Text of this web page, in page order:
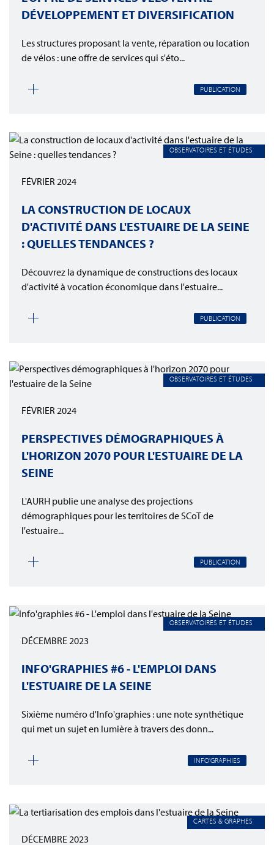
DÉVELOPPEMENT ET DIVERSIFICATION
Les structures proposant la vente, réparation ou location
de vélos : une offre de services qui s'éto...
PUBLICATION
OBSERVATOIRES ET ÉTUDES
FÉVRIER 2024
LA CONSTRUCTION DE LOCAUX
D'ACTIVITÉ DANS L'ESTUAIRE DE LA SEINE
: QUELLES TENDANCES ?
Découvrez la dynamique de constructions des locaux
d'activité à vocation économique dans l'estuaire...
PUBLICATION
OBSERVATOIRES ET ÉTUDES
FÉVRIER 2024
PERSPECTIVES DÉMOGRAPHIQUES À
L'HORIZON 2070 POUR L'ESTUAIRE DE LA
SEINE
L'AURH publie une analyse des projections
démographiques pour les territoires de SCoT de
l'estuaire...
PUBLICATION
OBSERVATOIRES ET ÉTUDES
DÉCEMBRE 2023
INFO'GRAPHIES #6 - L'EMPLOI DANS
L'ESTUAIRE DE LA SEINE
Sixième numéro d'Info'graphies : une note synthétique
qui met un sujet en lumière à travers des donn...
INFO'GRAPHIES
CARTES & GRAPHES
DÉCEMBRE 2023